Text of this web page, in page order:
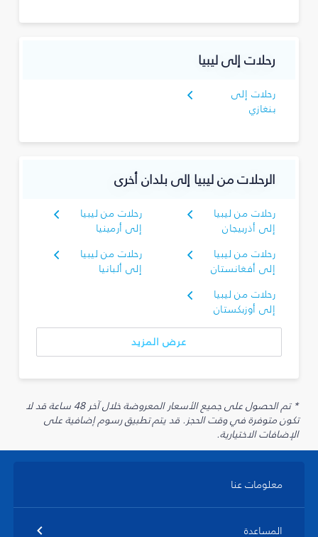
رحلات إلى ليبيا
رحلات إلى
بنغازي
الرحلات من ليبيا إلى بلدان أخرى
رحلات من ليبيا
إلى أذربيجان
رحلات من ليبيا
إلى أرمينيا
رحلات من ليبيا
إلى أفغانستان
رحلات من ليبيا
إلى ألبانيا
رحلات من ليبيا
إلى أوزبكستان
عرض المزيد
* تم الحصول على جميع الأسعار المعروضة خلال آخر 48 ساعة قد لا
تكون متوفرة في وقت الحجز. قد يتم تطبيق رسوم إضافية على
الإضافات الاختيارية.
معلومات عنا
المساعدة